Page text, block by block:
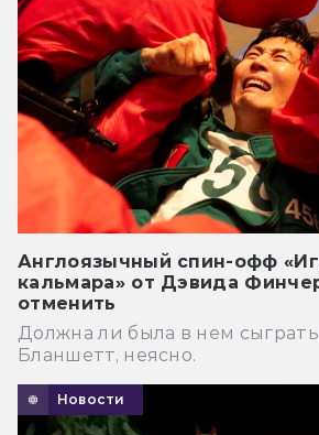
Англоязычный спин-офф
кальмара» от Дэвида
отменить
Должна ли была в нем
Бланшетт, неясно.
Новости